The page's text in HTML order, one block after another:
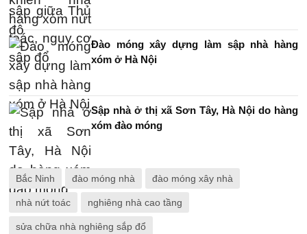
Đào móng xây dựng làm sập nhà hàng
xóm ở Hà Nội
Sập nhà ở thị xã Sơn Tây, Hà Nội do hàng
xóm đào móng
Bắc Ninh đào móng nhà đào móng xây nhà
nhà nứt toác nghiêng nhà cao tầng
sửa chữa nhà nghiêng sắp đổ